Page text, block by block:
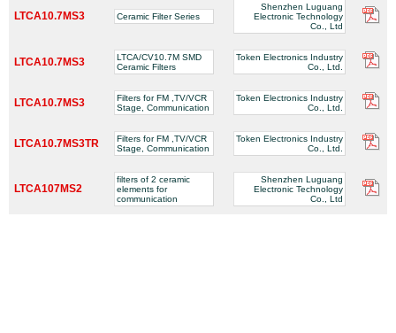
LTCA10.7MS3 Ceramic Filter Series
Shenzhen Luguang
Electronic Technology
Co., Ltd
LTCA10.7MS3
LTCA/CV10.7M SMD
Ceramic Filters
Token Electronics Industry
Co., Ltd.
LTCA10.7MS3
Filters for FM ,TV/VCR
Stage, Communication
Token Electronics Industry
Co., Ltd.
LTCA10.7MS3TR
Filters for FM ,TV/VCR
Stage, Communication
Token Electronics Industry
Co., Ltd.
LTCA107MS2
filters of 2 ceramic
elements for
communication
Shenzhen Luguang
Electronic Technology
Co., Ltd